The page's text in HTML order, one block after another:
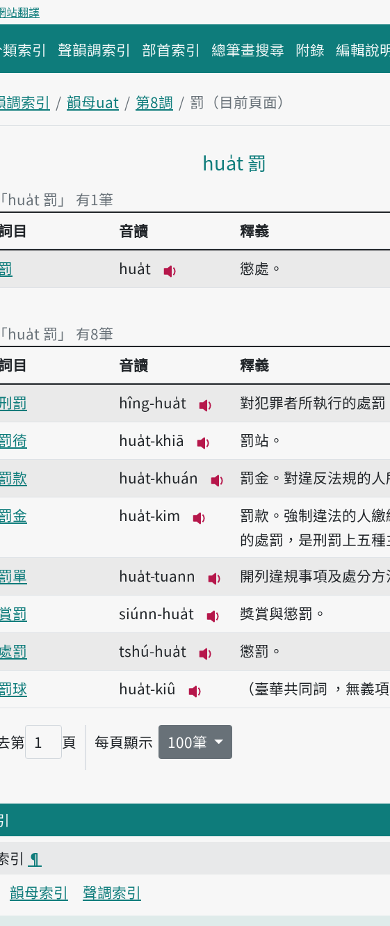
站翻譯
索引 聲韻調索引 部首索引 總筆畫搜尋 附錄 編輯說
調索引 韻母uat 第8調
罰（目前頁面）
hua̍t 罰
hua̍t 罰」 有1筆
hua̍t 罰」 有1筆
目 音讀
釋義
hua̍t
播放音讀hua̍t
懲處。
hua̍t 罰」 有8筆
hua̍t 罰」 有8筆
目 音讀
釋義
罰
hîng-hua̍t
播放音讀hîng-hua̍t
對犯罪者所執行的處罰
徛
hua̍t-khiā
播放音讀hua̍t-khiā
罰站。
款
hua̍t-khuán
播放音讀hua̍t-khuán
罰金。對違反法規的
金
hua̍t-kim
播放音讀hua̍t-kim
罰款。強制違法的人
的處罰，是刑罰上五
單
hua̍t-tuann
播放音讀hua̍t-tuann
開列違規事項及處分
賞罰
siúnn-hua̍t
播放音讀siúnn-hua̍t
獎賞與懲罰。
罰
tshú-hua̍t
播放音讀tshú-hua̍t
懲罰。
球
hua̍t-kiû
播放音讀hua̍t-kiû
（臺華共同詞 ，無義
第 頁 每頁顯示 100筆
引 ¶
韻母索引
聲調索引